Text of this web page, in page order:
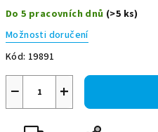
cena:
Do 5 pracovních dnů (>5 ks)
Možnosti doručení
Kód: 19891
+
−